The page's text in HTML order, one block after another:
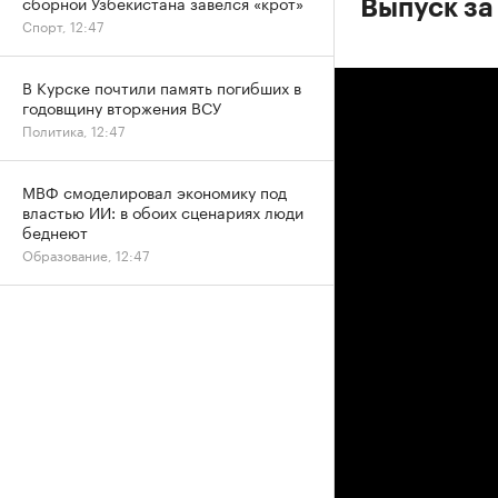
Выпуск
Спорт, 12:47
В Курске почтили память погибших в
годовщину вторжения ВСУ
Политика, 12:47
МВФ смоделировал экономику под
властью ИИ: в обоих сценариях люди
беднеют
Образование, 12:47